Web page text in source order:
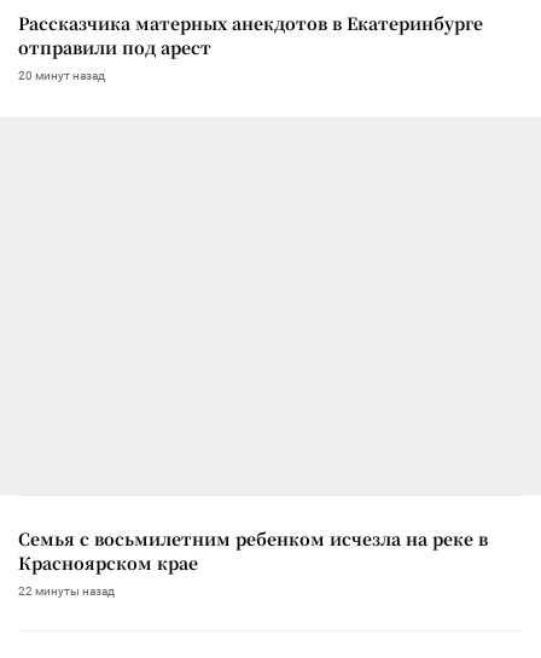
Рассказчика матерных анекдотов в Екатеринбурге
отправили под арест
20 минут назад
Семья с восьмилетним ребенком исчезла на реке в
Красноярском крае
22 минуты назад